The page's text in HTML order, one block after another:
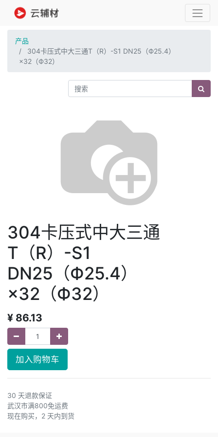
产品
304卡压式中大三通T（R）-S1 DN25（Ф25.4）
×32（Ф32）
304卡压式中大三通
T（R）-S1
DN25（Ф25.4）
×32（Ф32）
¥ 86.13
加入购物车
30 天退款保证
武汉市满800免运费
现在购买，2 天内到货